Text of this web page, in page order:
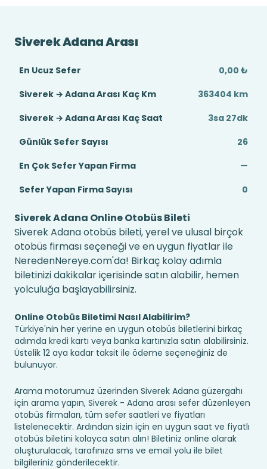
Siverek Adana Arası
En Ucuz Sefer
0,00 ₺
Siverek → Adana Arası Kaç Km
363404 km
Siverek → Adana Arası Kaç Saat
3sa 27dk
Günlük Sefer Sayısı
26
En Çok Sefer Yapan Firma
—
Sefer Yapan Firma Sayısı
0
Siverek Adana Online Otobüs Bileti
Siverek Adana otobüs bileti, yerel ve ulusal birçok
otobüs firması seçeneği ve en uygun fiyatlar ile
NeredenNereye.com'da! Birkaç kolay adımla
biletinizi dakikalar içerisinde satın alabilir, hemen
yolculuğa başlayabilirsiniz.
Online Otobüs Biletimi Nasıl Alabilirim?
Türkiye'nin her yerine en uygun otobüs biletlerini birkaç
adımda kredi kartı veya banka kartınızla satın alabilirsiniz.
Üstelik 12 aya kadar taksit ile ödeme seçeneğiniz de
bulunuyor.
Arama motorumuz üzerinden Siverek Adana güzergahı
için arama yapın, Siverek - Adana arası sefer düzenleyen
otobüs firmaları, tüm sefer saatleri ve fiyatları
listelenecektir. Ardından sizin için en uygun saat ve fiyatlı
otobüs biletini kolayca satın alın! Biletiniz online olarak
oluşturulacak, tarafınıza sms ve email yolu ile bilet
bilgileriniz gönderilecektir.